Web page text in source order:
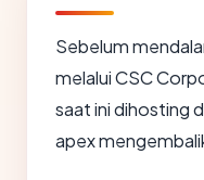
Sebelum
melalui CSC
saat ini dihosting
apex